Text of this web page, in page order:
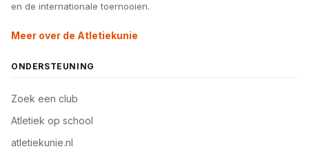
en de internationale toernooien.
Meer over de Atletiekunie
ONDERSTEUNING
Zoek een club
Atletiek op school
atletiekunie.nl